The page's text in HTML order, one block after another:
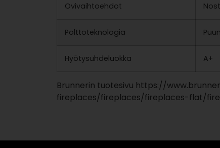
Ovivaihtoehdot
Polttoteknologia
Hyötysuhdeluokka A+
Brunnerin tuotesivu https://
fireplaces/fireplaces/fireplaces-flat/